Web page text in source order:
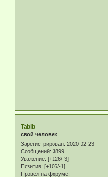
Tabib
свой человек
Зарегистрирован: 2020-02-23
Сообщений: 3899
Уважение: [+126/-3]
Позитив: [+106/-1]
Провел на форуме: